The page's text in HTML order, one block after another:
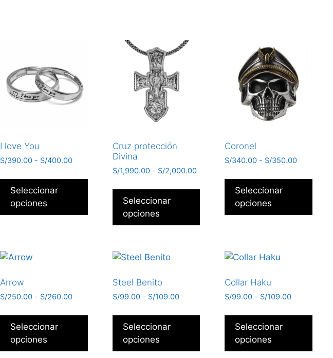
I love You
S/390.00 - S/400.00
Seleccionar
opciones
Cruz protección
Divina
S/1,990.00 - S/2,000.00
Seleccionar
opciones
Coronel
S/340.00 - S/350.00
Seleccionar
opciones
Arrow
S/250.00 - S/260.00
Seleccionar
opciones
Steel Benito
S/99.00 - S/109.00
Seleccionar
opciones
Collar Haku
S/99.00 - S/109.00
Seleccionar
opciones